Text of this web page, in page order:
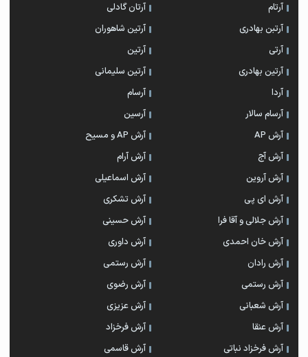
آرتام
آرتان گادلی
آرتبن بهادری
آرتين شاهوران
آرتی
آرتین
آرتین بهادری
آرتین سلیمانی
آردا
آرسام
آرسام سالار
آرسین
آرش AP
آرش AP و مسیح
آرش آج
آرش آرام
آرش آروین
آرش اسماعیلی
آرش ای پی
آرش تشکری
آرش جلالی و آقا فرا
آرش حسینی
آرش خان احمدی
آرش داوری
آرش رادان
آرش رستمى
آرش رستمی
آرش رضوی
آرش شعبانی
آرش عزیزی
آرش عنقا
آرش فرخزاد
آرش فرخزاد نباتی
آرش قاسمی